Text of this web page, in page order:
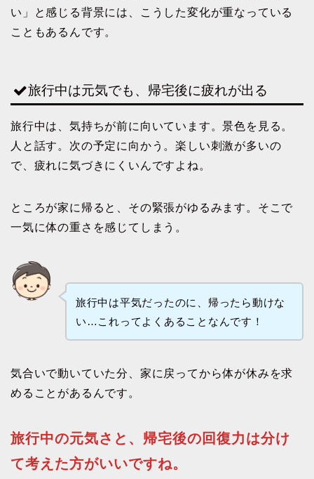
い」と感じる背景には、こうした変化が重なっている
こともあるんです。
旅行中は元気でも、帰宅後に疲れが出る
旅行中は、気持ちが前に向いています。景色を見る。
人と話す。次の予定に向かう。楽しい刺激が多いの
で、疲れに気づきにくいんですよね。
ところが家に帰ると、その緊張がゆるみます。そこで
一気に体の重さを感じてしまう。
旅行中は平気だったのに、帰ったら動けな
い…これってよくあることなんです！
気合いで動いていた分、家に戻ってから体が休みを求
めることがあるんです。
旅行中の元気さと、帰宅後の回復力は分け
て考えた方がいいですね。